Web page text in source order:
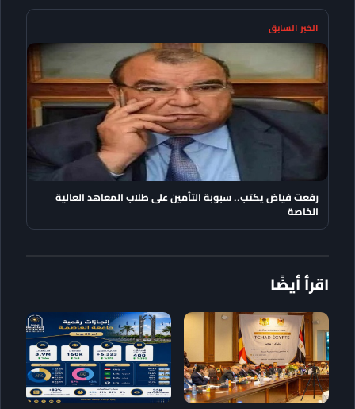
الخبر السابق
رفعت فياض يكتب.. سبوبة التأمين على طلاب المعاهد العالية
الخاصة
اقرأ أيضًا